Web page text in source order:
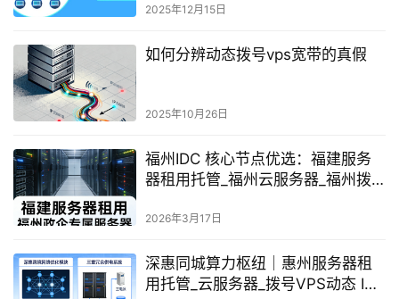
2025年12月15日
如何分辨动态拨号vps宽带的真假
2025年10月26日
福州IDC 核心节点优选：福建服务
器租用托管_福州云服务器_福州拨
2026年3月17日
深惠同城算力枢纽｜惠州服务器租
用托管_云服务器_拨号VPS动态 IP_